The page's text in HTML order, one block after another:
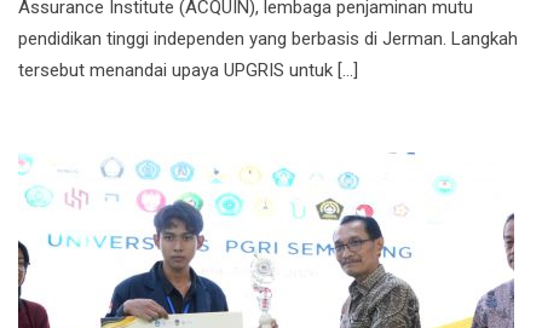
Assurance Institute (ACQUIN), lembaga penjaminan mutu
pendidikan tinggi independen yang berbasis di Jerman. Langkah
tersebut menandai upaya UPGRIS untuk […]